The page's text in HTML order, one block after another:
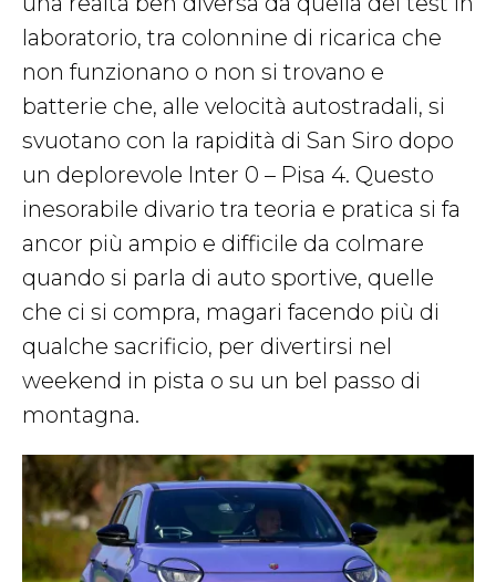
laboratorio, tra colonnine di ricarica che
non funzionano o non si trovano e
batterie che, alle velocità autostradali, si
svuotano con la rapidità di San Siro dopo
un deplorevole Inter 0 – Pisa 4. Questo
inesorabile divario tra teoria e pratica si fa
ancor più ampio e difficile da colmare
quando si parla di auto sportive, quelle
che ci si compra, magari facendo più di
qualche sacrificio, per divertirsi nel
weekend in pista o su un bel passo di
montagna.